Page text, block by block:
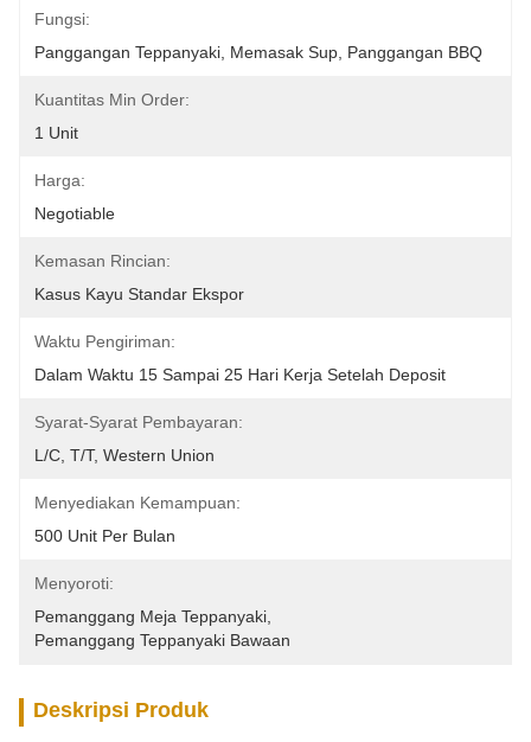
Fungsi:
Panggangan Teppanyaki, Memasak Sup, Panggangan BBQ
Kuantitas Min Order:
1 Unit
Harga:
Negotiable
Kemasan Rincian:
Kasus Kayu Standar Ekspor
Waktu Pengiriman:
Dalam Waktu 15 Sampai 25 Hari Kerja Setelah Deposit
Syarat-Syarat Pembayaran:
L/C, T/T, Western Union
Menyediakan Kemampuan:
500 Unit Per Bulan
Menyoroti:
Pemanggang Meja Teppanyaki
Pemanggang Teppanyaki Bawaan
Deskripsi Produk